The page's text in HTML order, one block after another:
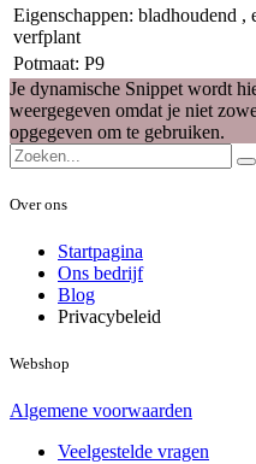
Eigenschappen: bladhoudend ,
verfplant
Potmaat: P9
Je dynamische Snippet wordt
weergegeven omdat je niet
opgegeven om te gebruiken.
Over ons
Startpagina
Ons bedrijf
Blog
Privacybeleid
Webshop
Algemene voorwaarden
Veelgestelde vragen